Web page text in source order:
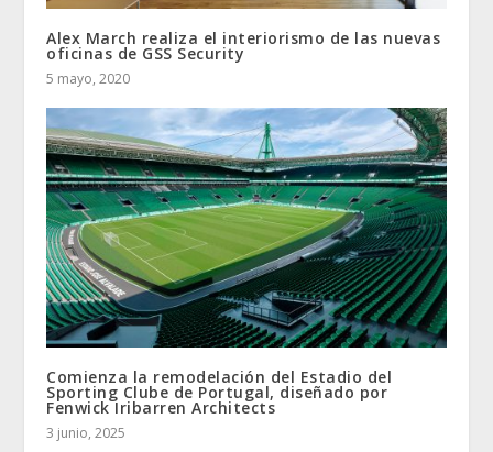
Alex March realiza el interiorismo de las nuevas
oficinas de GSS Security
5 mayo, 2020
Comienza la remodelación del Estadio del
Sporting Clube de Portugal, diseñado por
Fenwick Iribarren Architects
3 junio, 2025